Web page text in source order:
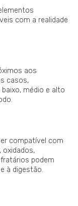
com a realidade
aos
casos,
médio e alto
compatível com
oxidados,
podem
à digestão.